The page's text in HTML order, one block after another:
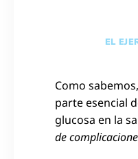
EL
Como
parte esencial
glucosa en la
de